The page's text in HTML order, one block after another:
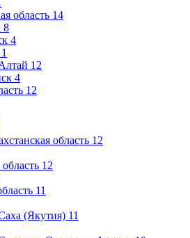
область 14
8
4
1
12
4
12
область 12
12
11
(Якутия) 11